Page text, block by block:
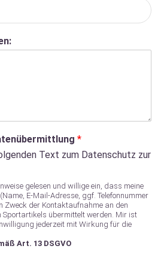
*
Text zum Datenschutz zur
gelesen und willige ein, dass meine
E‑Mail-Adresse, ggf. Telefonnummer
Zweck der Kontaktaufnahme an den
Sportartikels übermittelt werden. Mir ist
jederzeit mit Wirkung für die
Art. 13 DSGVO